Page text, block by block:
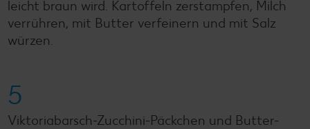
leicht braun wird. Kartoffeln zerstampfen, Milch
verrühren, mit Butter verfeinern und mit Salz
würzen.
5
Viktoriabarsch-Zucchini-Päckchen und Butter-